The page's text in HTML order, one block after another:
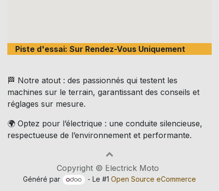
Piste d'essai: Sur Rendez-Vous Uniquement
🏁 Notre atout : des passionnés qui testent les
machines sur le terrain, garantissant des conseils et
réglages sur mesure.
🌍 Optez pour l’électrique : une conduite silencieuse,
respectueuse de l’environnement et performante.
Copyright © Electrick Moto
Généré par - Le #1Open Source eCommerce